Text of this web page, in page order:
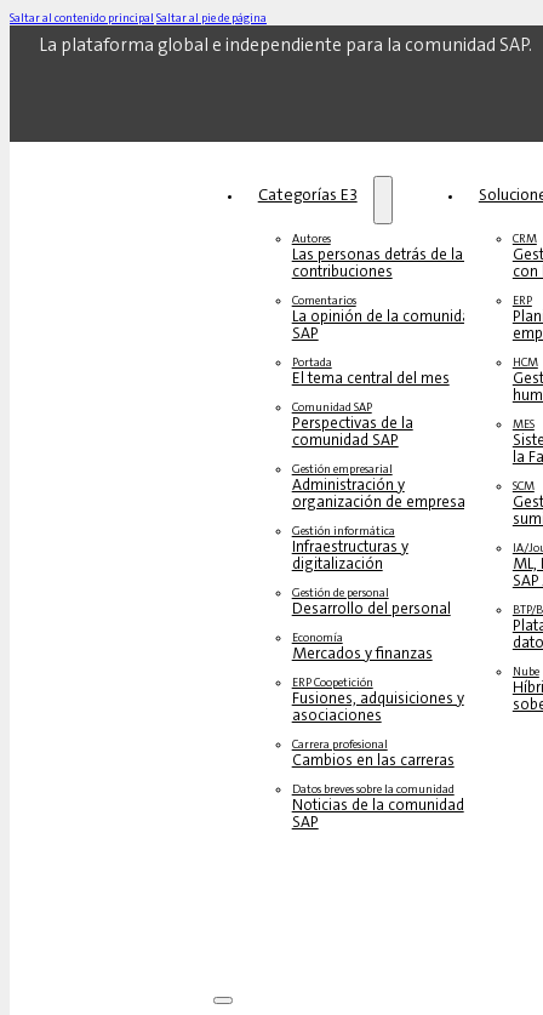
Saltar al contenido principal Saltar al pie de página
La plataforma global e independiente para la comunidad SAP.
Categorías E3
Autores
Las personas detrás de las
contribuciones
Comentarios
La opinión de la comunidad
SAP
Portada
El tema central del mes
Comunidad SAP
Perspectivas de la
comunidad SAP
Gestión empresarial
Administración y
organización de empresas
Gestión informática
Infraestructuras y
digitalización
Gestión de personal
Desarrollo del personal
Economía
Mercados y finanzas
ERP Coopetición
Fusiones, adquisiciones y
asociaciones
Carrera profesional
Cambios en las carreras
Datos breves sobre la comunidad
Noticias de la comunidad
SAP
CRM
con
ERP
HCM
MES
la
SCM
IA/
ML,
BTP/
Nube